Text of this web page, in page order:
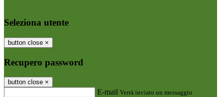
Seleziona utente
button close ×
Recupero password
button close ×
E-mail Verrà inviato un messaggio